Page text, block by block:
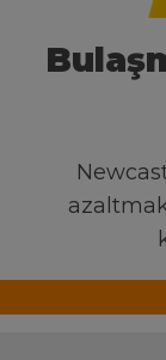
BILGI